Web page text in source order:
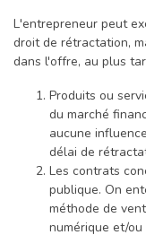
L'entrepreneur peut
droit de rétractation,
dans l'offre, au plus
Produits ou
du marché
aucune
délai de
Les contrats
publique. On
méthode de
numérique et/